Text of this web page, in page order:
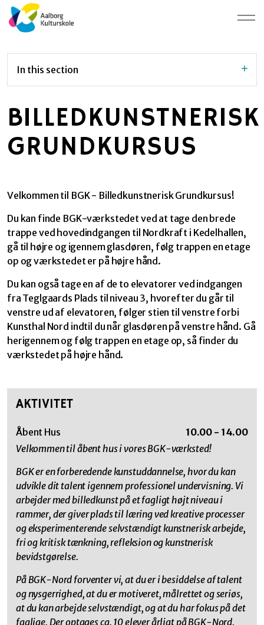
In this section
BILLEDKUNSTNERISK
GRUNDKURSUS
Velkommen til BGK - Billedkunstnerisk Grundkursus!
Du kan finde BGK-værkstedet ved at tage den brede
trappe ved hovedindgangen til Nordkraft i Kedelhallen,
gå til højre og igennem glasdøren, følg trappen en etage
op og værkstedet er på højre hånd.
Du kan også tage en af de to elevatorer ved indgangen
fra Teglgaards Plads til niveau 3, hvorefter du går til
venstre ud af elevatoren, følger stien til venstre forbi
Kunsthal Nord indtil du når glasdøren på venstre hånd. Gå
herigennem og følg trappen en etage op, så finder du
værkstedet på højre hånd.
AKTIVITET
Åbent Hus
10.00 - 14.00
Velkommen til åbent hus i vores BGK-værksted!
BGK er en forberedende kunstuddannelse, hvor du kan
udvikle dit talent igennem professionel undervisning. Vi
arbejder med billedkunst på et fagligt højt niveau i
rammer, der giver plads til læring ved kreative processer
og eksperimenterende selvstændigt kunstnerisk arbejde,
fri og kritisk tænkning, refleksion og kunstnerisk
bevidstgørelse.
På BGK-Nord forventer vi, at du er i besiddelse af talent
og nysgerrighed, at du er motiveret, målrettet og seriøs,
at du kan arbejde selvstændigt, og at du har fokus på det
faglige. Der optages ca. 10 elever årligt på BGK-Nord.